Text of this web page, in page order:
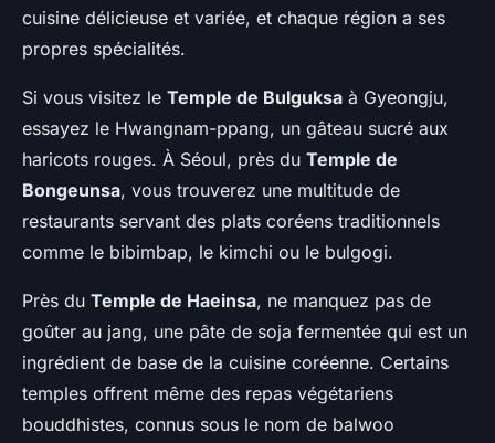
cuisine délicieuse et variée, et chaque région a ses
propres spécialités.
Si vous visitez le Temple de Bulguksa à Gyeongju,
essayez le Hwangnam-ppang, un gâteau sucré aux
haricots rouges. À Séoul, près du Temple de
Bongeunsa, vous trouverez une multitude de
restaurants servant des plats coréens traditionnels
comme le bibimbap, le kimchi ou le bulgogi.
Près du Temple de Haeinsa, ne manquez pas de
goûter au jang, une pâte de soja fermentée qui est un
ingrédient de base de la cuisine coréenne. Certains
temples offrent même des repas végétariens
bouddhistes, connus sous le nom de balwoo